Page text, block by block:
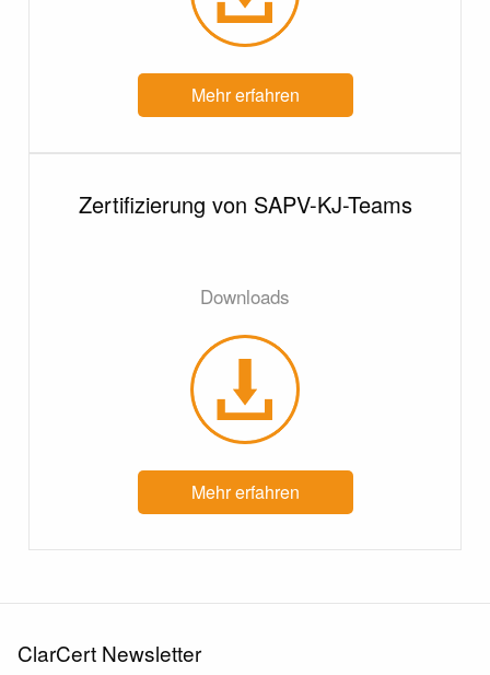
Mehr erfahren
Zertifizierung von SAPV-KJ-Teams
Downloads
Mehr erfahren
ClarCert Newsletter